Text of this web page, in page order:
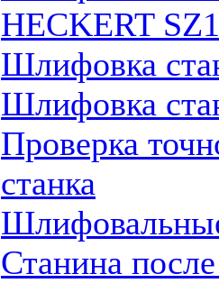
HECKERT
Шлифовка
Шлифовка
Проверка
станка
Станина